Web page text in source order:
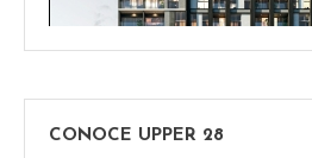
CONOCE UPPER 28